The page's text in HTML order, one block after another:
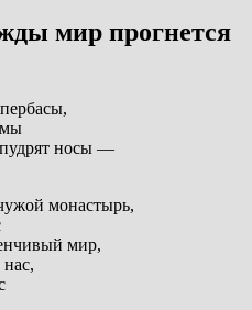
мир прогнется
носы —
монастырь,
мир,